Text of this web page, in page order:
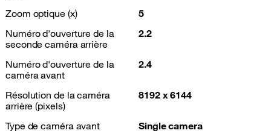
Zoom optique (x)
5
Numéro d'ouverture de la
seconde caméra arrière
2.2
Numéro d'ouverture de la
caméra avant
2.4
Résolution de la caméra
arrière (pixels)
8192 x 6144
Type de caméra avant
Single camera